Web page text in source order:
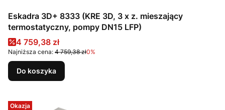
Eskadra 3D+ 8333 (KRE 3D, 3 x z. mieszający
termostatyczny, pompy DN15 LFP)
Cena promocyjna
4 759,38 zł
Najniższa cena: 4 759,38 zł0%
Do koszyka
Okazja